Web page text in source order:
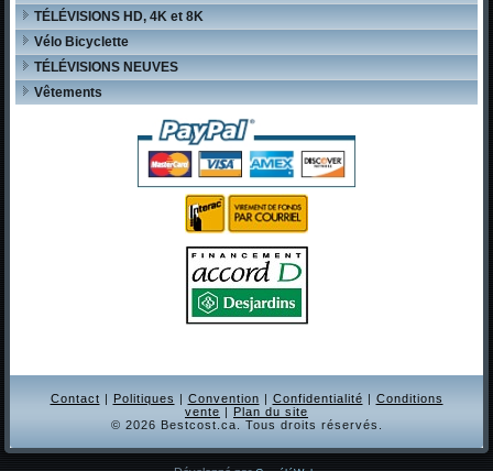
TÉLÉVISIONS HD, 4K et 8K
Vélo Bicyclette
TÉLÉVISIONS NEUVES
Vêtements
Contact | Politiques | Convention | Confidentialité | Conditions
vente | Plan du site
© 2026 Bestcost.ca. Tous droits réservés.